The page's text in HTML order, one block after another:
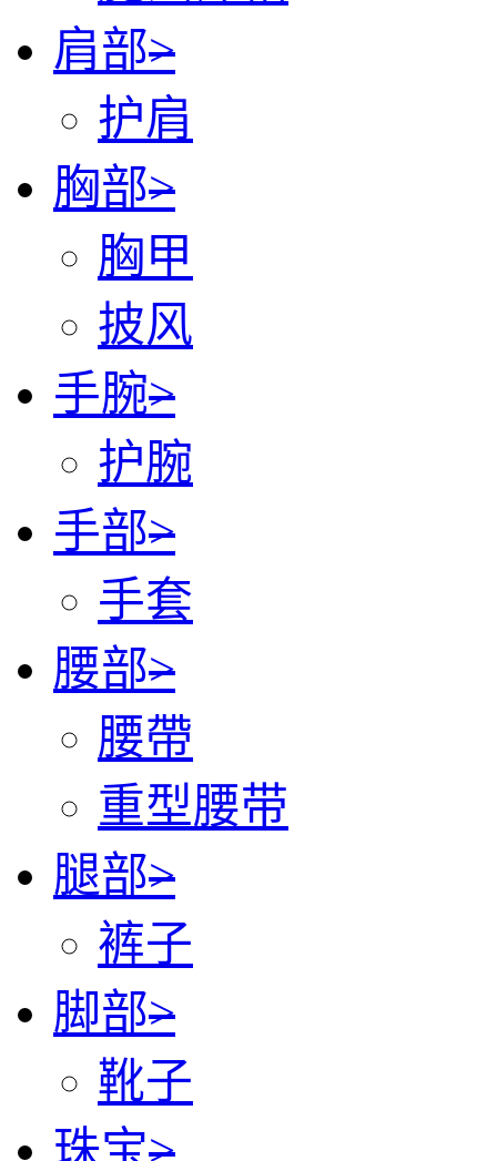
肩部>
护肩
胸部>
胸甲
披风
手腕>
护腕
手部>
手套
腰部>
腰帶
重型腰带
腿部>
裤子
脚部>
靴子